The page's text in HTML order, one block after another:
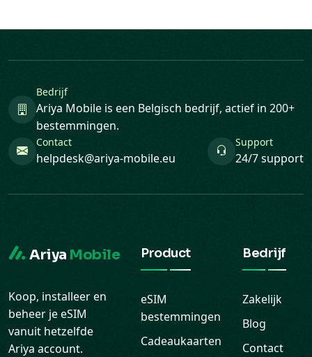
Bedrijf
Ariya Mobile is een Belgisch bedrijf, actief in 200+
bestemmingen.
Contact
helpdesk@ariya-mobile.eu
Support
24/7 support
Ariya Mobile
Koop, installeer en
beheer je eSIM
vanuit hetzelfde
Ariya account.
Product
eSIM
bestemmingen
Cadeaukaarten
Bedrijf
Zakelijk
Blog
Contact